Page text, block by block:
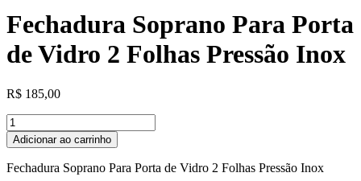
Fechadura Soprano Para Porta
de Vidro 2 Folhas Pressão Inox
R$ 185,00
Fechadura
Soprano
Para
Porta
Adicionar ao carrinho
Fechadura Soprano Para Porta de Vidro 2 Folhas Pressão Inox